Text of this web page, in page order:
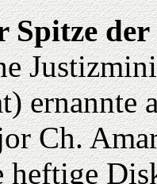
Spitze
ernannte
Ch.
heftige